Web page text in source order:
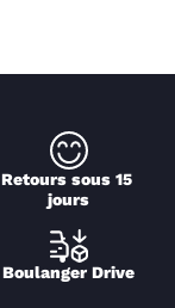
Retours sous 15
jours
Boulanger Drive